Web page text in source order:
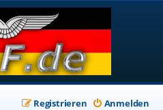
Anmelden
Registrieren